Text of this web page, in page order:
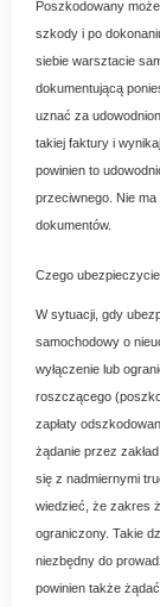
Poszkodowany
szkody i po
siebie warsztacie
dokumentującą
uznać za
takiej faktury i
powinien to
przeciwnego. Nie
dokumentów.
Czego
W sytuacji, gdy
samochodowy o
wyłączenie lub
roszczącego
zapłaty
żądanie przez
się z nadmiernymi
wiedzieć, że zakres
ograniczony. Takie
niezbędny do
powinien także